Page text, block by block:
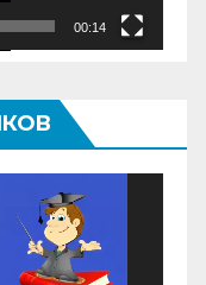
00:14